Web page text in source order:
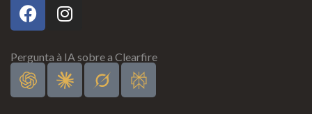
Pergunta à IA sobre a Clearfire